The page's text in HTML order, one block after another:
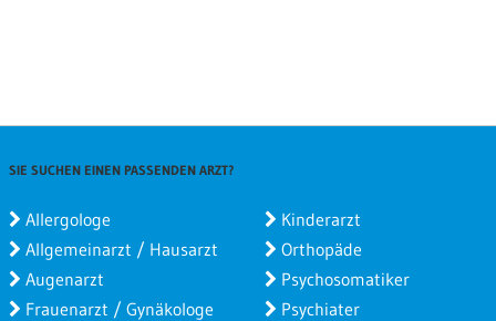
SIE SUCHEN EINEN PASSENDEN ARZT?
Allergologe
Allgemeinarzt / Hausarzt
Augenarzt
Frauenarzt / Gynäkologe
Kinderarzt
Orthopäde
Psychosomatiker
Psychiater